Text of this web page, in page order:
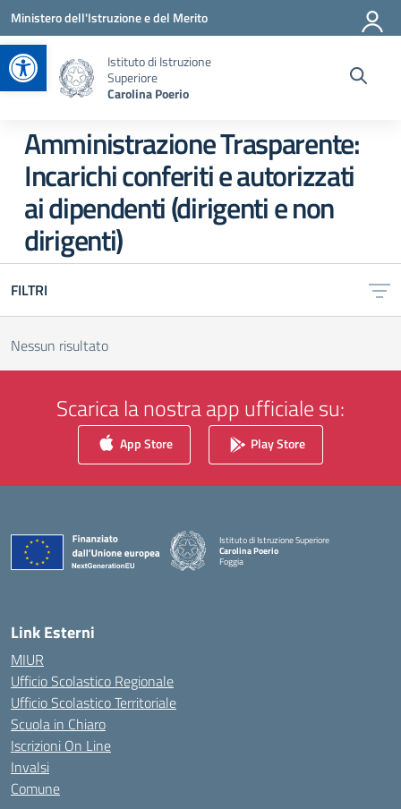
Apri la barra degli strumenti
Vai ai contenuti
Vai al menu di navigazione
Vai al footer
Ministero dell'Istruzione e del Merito
Istituto di Istruzione
Superiore
Carolina Poerio
Amministrazione Trasparente:
Incarichi conferiti e autorizzati
ai dipendenti (dirigenti e non
dirigenti)
FILTRI
Nessun risultato
Scarica la nostra app ufficiale su:
App Store Play Store
Istituto di Istruzione Superiore
Carolina Poerio
Foggia
— Visita la pagina iniziale della scuola
Link Esterni
MIUR
Ufficio Scolastico Regionale
Ufficio Scolastico Territoriale
Scuola in Chiaro
Iscrizioni On Line
Invalsi
Comune